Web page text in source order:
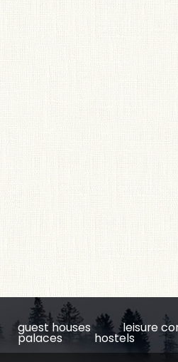
guest houses leisure
palaces hostels